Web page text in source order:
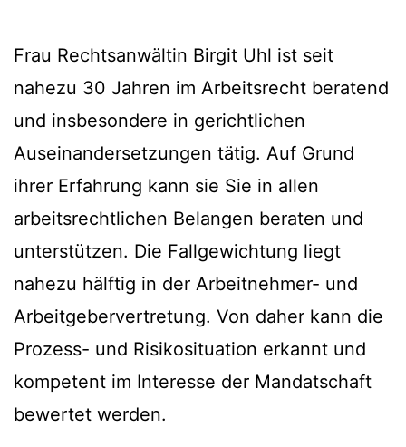
Frau Rechtsanwältin Birgit Uhl ist seit
nahezu 30 Jahren im Arbeitsrecht beratend
und insbesondere in gerichtlichen
Auseinandersetzungen tätig. Auf Grund
ihrer Erfahrung kann sie Sie in allen
arbeitsrechtlichen Belangen beraten und
unterstützen. Die Fallgewichtung liegt
nahezu hälftig in der Arbeitnehmer- und
Arbeitgebervertretung. Von daher kann die
Prozess- und Risikosituation erkannt und
kompetent im Interesse der Mandatschaft
bewertet werden.